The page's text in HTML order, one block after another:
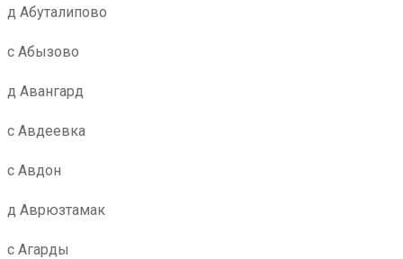
д Абуталипово
с Абызово
д Авангард
с Авдеевка
с Авдон
д Аврюзтамак
с Агарды